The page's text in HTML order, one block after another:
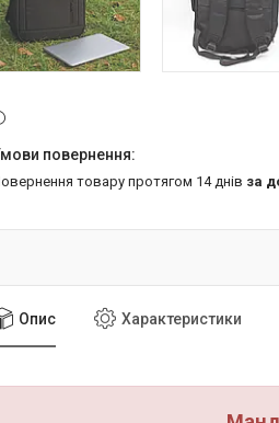
повернення товару протягом 14 днів за
Опис Характеристики